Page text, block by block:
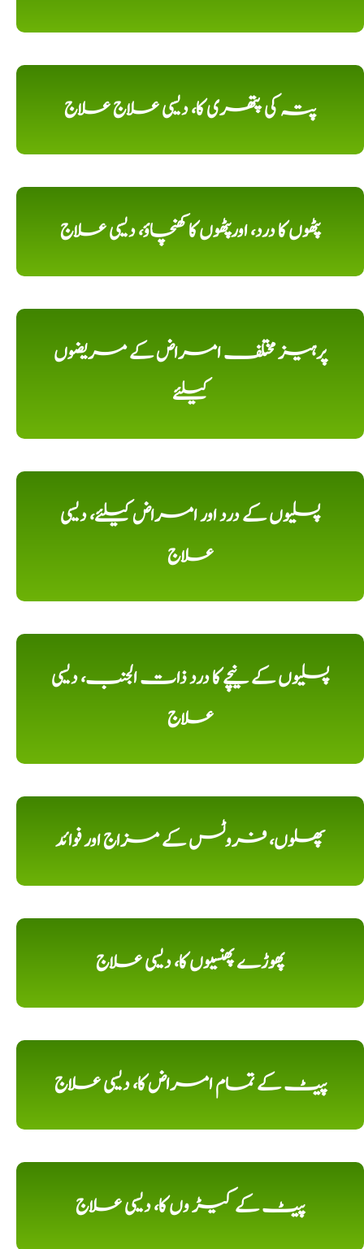
پتہ کی پتھری کا، دیسی علاج علاج
پٹھوں کا درد، اورپٹھوں کا کھنچاؤ، دیسی علاج
پرہیز مختلف امراض کے مریضوں
کیلئے
پسلیوں کے درد اور امراض کیلئے، دیسی
علاج
پسلیوں کے نیچے کا درد ذات الجنب، دیسی
علاج
پھلوں، فروٹس کے مزاج اور فوائد
پھوڑے پھنسیوں کا، دیسی علاج
پیٹ کے تمام امراض کا، دیسی علاج
پیٹ کے کیڑ وں کا، دیسی علاج